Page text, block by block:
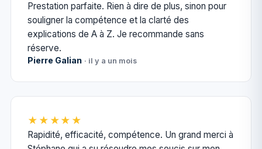
Prestation parfaite. Rien à dire de plus, sinon pour
souligner la compétence et la clarté des
explications de A à Z. Je recommande sans
réserve.
Pierre Galian · il y a un mois
★★★★★
Rapidité, efficacité, compétence. Un grand merci à